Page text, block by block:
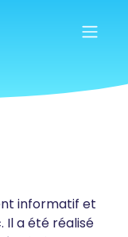
informatif et
Il a été réalisé